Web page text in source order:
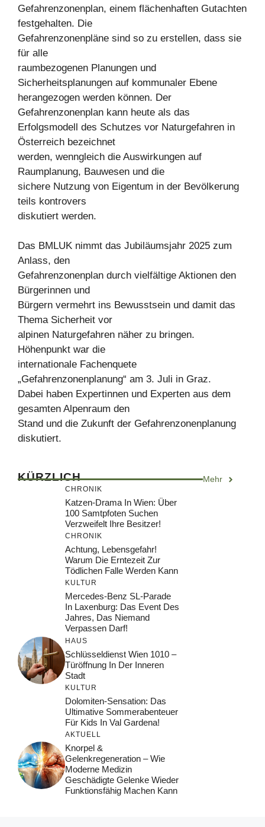
Gefahrenzonenplan, einem flächenhaften Gutachten
festgehalten. Die
Gefahrenzonenpläne sind so zu erstellen, dass sie
für alle
raumbezogenen Planungen und
Sicherheitsplanungen auf kommunaler Ebene
herangezogen werden können. Der
Gefahrenzonenplan kann heute als das
Erfolgsmodell des Schutzes vor Naturgefahren in
Österreich bezeichnet
werden, wenngleich die Auswirkungen auf
Raumplanung, Bauwesen und die
sichere Nutzung von Eigentum in der Bevölkerung
teils kontrovers
diskutiert werden.
Das BMLUK nimmt das Jubiläumsjahr 2025 zum
Anlass, den
Gefahrenzonenplan durch vielfältige Aktionen den
Bürgerinnen und
Bürgern vermehrt ins Bewusstsein und damit das
Thema Sicherheit vor
alpinen Naturgefahren näher zu bringen.
Höhenpunkt war die
internationale Fachenquete
„Gefahrenzonenplanung“ am 3. Juli in Graz.
Dabei haben Expertinnen und Experten aus dem
gesamten Alpenraum den
Stand und die Zukunft der Gefahrenzonenplanung
diskutiert.
KÜRZLICH Mehr
CHRONIK
Katzen-Drama In Wien: Über
100 Samtpfoten Suchen
Verzweifelt Ihre Besitzer!
CHRONIK
Achtung, Lebensgefahr!
Warum Die Erntezeit Zur
Tödlichen Falle Werden Kann
KULTUR
Mercedes-Benz SL-Parade
In Laxenburg: Das Event Des
Jahres, Das Niemand
Verpassen Darf!
HAUS
Schlüsseldienst Wien 1010 –
Türöffnung In Der Inneren
Stadt
KULTUR
Dolomiten-Sensation: Das
Ultimative Sommerabenteuer
Für Kids In Val Gardena!
AKTUELL
Knorpel &
Gelenkregeneration – Wie
Moderne Medizin
Geschädigte Gelenke Wieder
Funktionsfähig Machen Kann